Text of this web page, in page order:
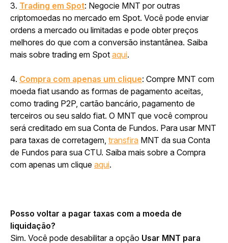
3. Trading em Spot: Negocie MNT por outras
criptomoedas no mercado em Spot. Você pode enviar
ordens a mercado ou limitadas e pode obter preços
melhores do que com a conversão instantânea. Saiba
mais sobre trading em Spot aqui.
4. Compra com apenas um clique: Compre MNT com
moeda fiat usando as formas de pagamento aceitas,
como trading P2P, cartão bancário, pagamento de
terceiros ou seu saldo fiat. O MNT que você comprou
será creditado em sua Conta de Fundos. Para usar MNT
para taxas de corretagem, transfira MNT da sua Conta
de Fundos para sua CTU. Saiba mais sobre a Compra
com apenas um clique aqui.
Posso voltar a pagar taxas com a moeda de
liquidação?
Sim. Você pode desabilitar a opção Usar MNT para